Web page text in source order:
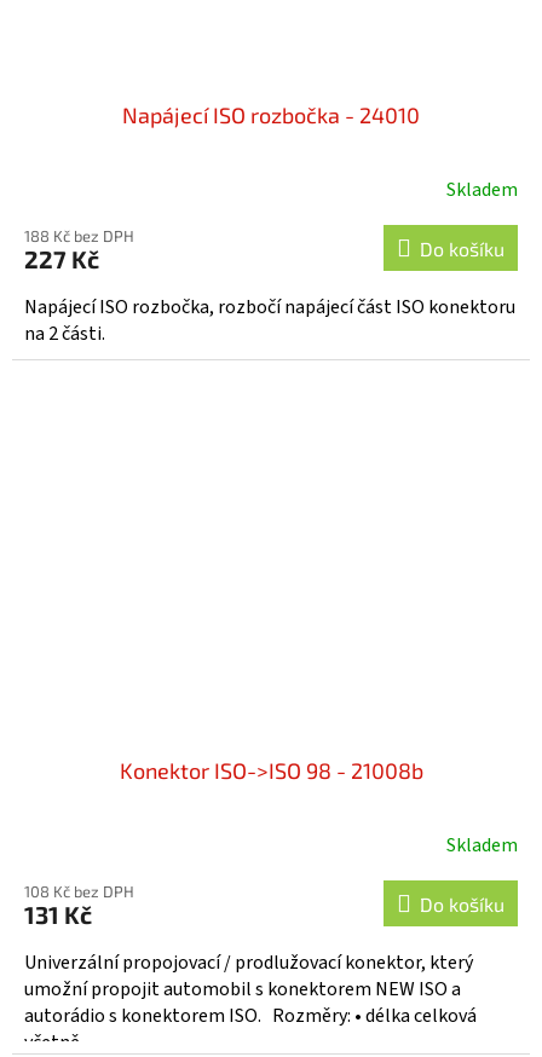
Napájecí ISO rozbočka - 24010
Skladem
188 Kč bez DPH
227 Kč Do košíku
Napájecí ISO rozbočka, rozbočí napájecí část ISO konektoru
na 2 části.
Konektor ISO->ISO 98 - 21008b
Skladem
108 Kč bez DPH
131 Kč Do košíku
Univerzální propojovací / prodlužovací konektor, který
umožní propojit automobil s konektorem NEW ISO a
autorádio s konektorem ISO. Rozměry: • délka celková
včetně...